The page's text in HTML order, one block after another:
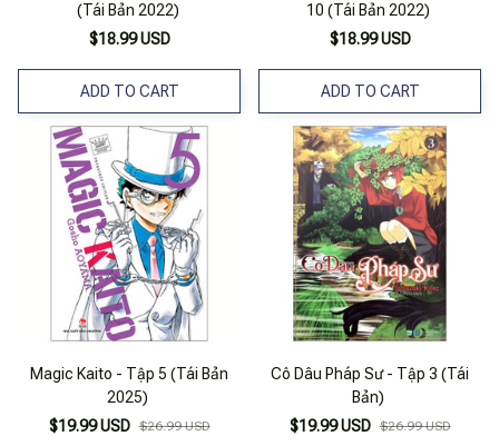
(Tái Bản 2022)
$18.99 USD
ADD TO CART
10 (Tái Bản 2022)
$18.99 USD
ADD TO CART
Magic Kaito - Tập 5 (Tái Bản
2025)
$19.99 USD $26.99 USD
Cô Dâu Pháp Sư - Tập 3 (Tái
Bản)
$19.99 USD $26.99 USD